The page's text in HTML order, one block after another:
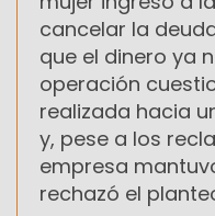
cancelar la
que el dinero ya
operación
realizada hacia
y, pese a los
empresa
rechazó el